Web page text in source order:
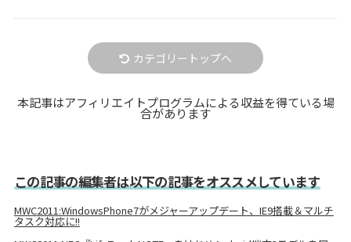
カテゴリートップへ
本記事はアフィリエイトプログラムによる収益を得ている場
合があります
この記事の編集者は以下の記事をオススメしています
MWC2011:WindowsPhone7がメジャーアップデート、IE9搭載＆マルチ
タスク対応に!!